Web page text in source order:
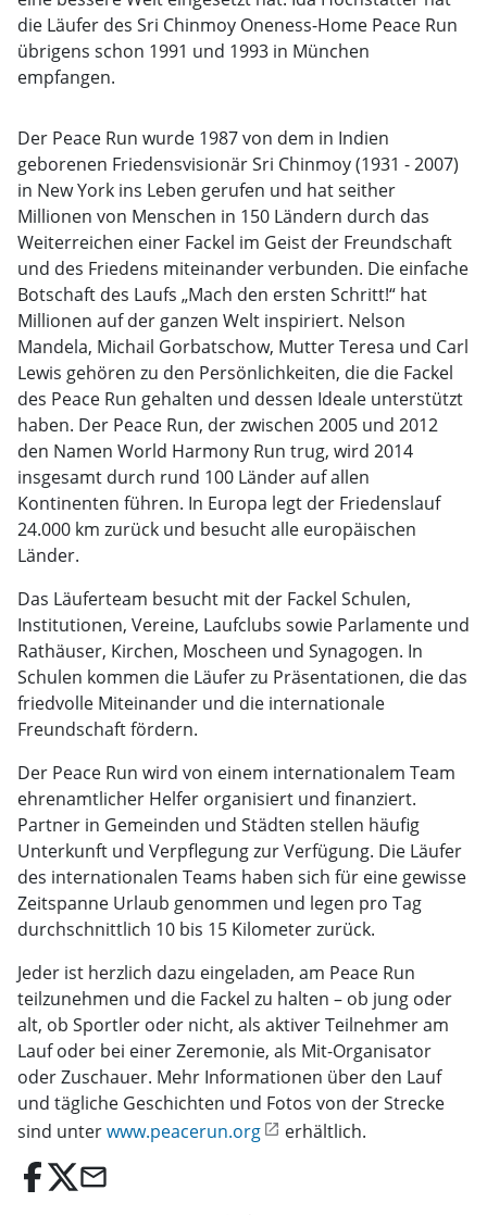
die Läufer des Sri Chinmoy Oneness-Home Peace Run
übrigens schon 1991 und 1993 in München
empfangen.
Der Peace Run wurde 1987 von dem in Indien
geborenen Friedensvisionär Sri Chinmoy (1931 - 2007)
in New York ins Leben gerufen und hat seither
Millionen von Menschen in 150 Ländern durch das
Weiterreichen einer Fackel im Geist der Freundschaft
und des Friedens miteinander verbunden. Die einfache
Botschaft des Laufs „Mach den ersten Schritt!“ hat
Millionen auf der ganzen Welt inspiriert. Nelson
Mandela, Michail Gorbatschow, Mutter Teresa und Carl
Lewis gehören zu den Persönlichkeiten, die die Fackel
des Peace Run gehalten und dessen Ideale unterstützt
haben. Der Peace Run, der zwischen 2005 und 2012
den Namen World Harmony Run trug, wird 2014
insgesamt durch rund 100 Länder auf allen
Kontinenten führen. In Europa legt der Friedenslauf
24.000 km zurück und besucht alle europäischen
Länder.
Das Läuferteam besucht mit der Fackel Schulen,
Institutionen, Vereine, Laufclubs sowie Parlamente und
Rathäuser, Kirchen, Moscheen und Synagogen. In
Schulen kommen die Läufer zu Präsentationen, die das
friedvolle Miteinander und die internationale
Freundschaft fördern.
Der Peace Run wird von einem internationalem Team
ehrenamtlicher Helfer organisiert und finanziert.
Partner in Gemeinden und Städten stellen häufig
Unterkunft und Verpflegung zur Verfügung. Die Läufer
des internationalen Teams haben sich für eine gewisse
Zeitspanne Urlaub genommen und legen pro Tag
durchschnittlich 10 bis 15 Kilometer zurück.
Jeder ist herzlich dazu eingeladen, am Peace Run
teilzunehmen und die Fackel zu halten – ob jung oder
alt, ob Sportler oder nicht, als aktiver Teilnehmer am
Lauf oder bei einer Zeremonie, als Mit-Organisator
oder Zuschauer. Mehr Informationen über den Lauf
und tägliche Geschichten und Fotos von der Strecke
sind unterwww.peacerun.org erhältlich.
email